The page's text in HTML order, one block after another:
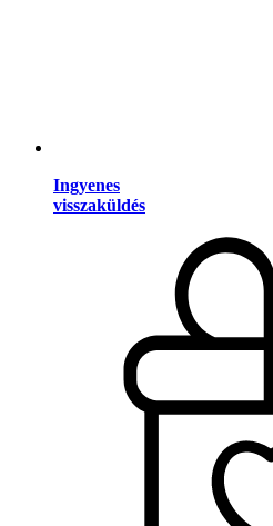
Ingyenes
visszaküldés